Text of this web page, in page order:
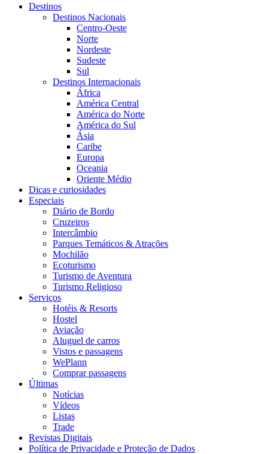
Destinos
Destinos Nacionais
Centro-Oeste
Norte
Nordeste
Sudeste
Sul
Destinos Internacionais
África
América Central
América do Norte
América do Sul
Ásia
Caribe
Europa
Oceania
Oriente Médio
Dicas e curiosidades
Especiais
Diário de Bordo
Cruzeiros
Intercâmbio
Parques Temáticos & Atrações
Mochilão
Ecoturismo
Turismo de Aventura
Turismo Religioso
Serviços
Hotéis & Resorts
Hostel
Aviação
Aluguel de carros
Vistos e passagens
WePlann
Comprar passagens
Últimas
Notícias
Vídeos
Listas
Trade
Revistas Digitais
Política de Privacidade e Proteção de Dados